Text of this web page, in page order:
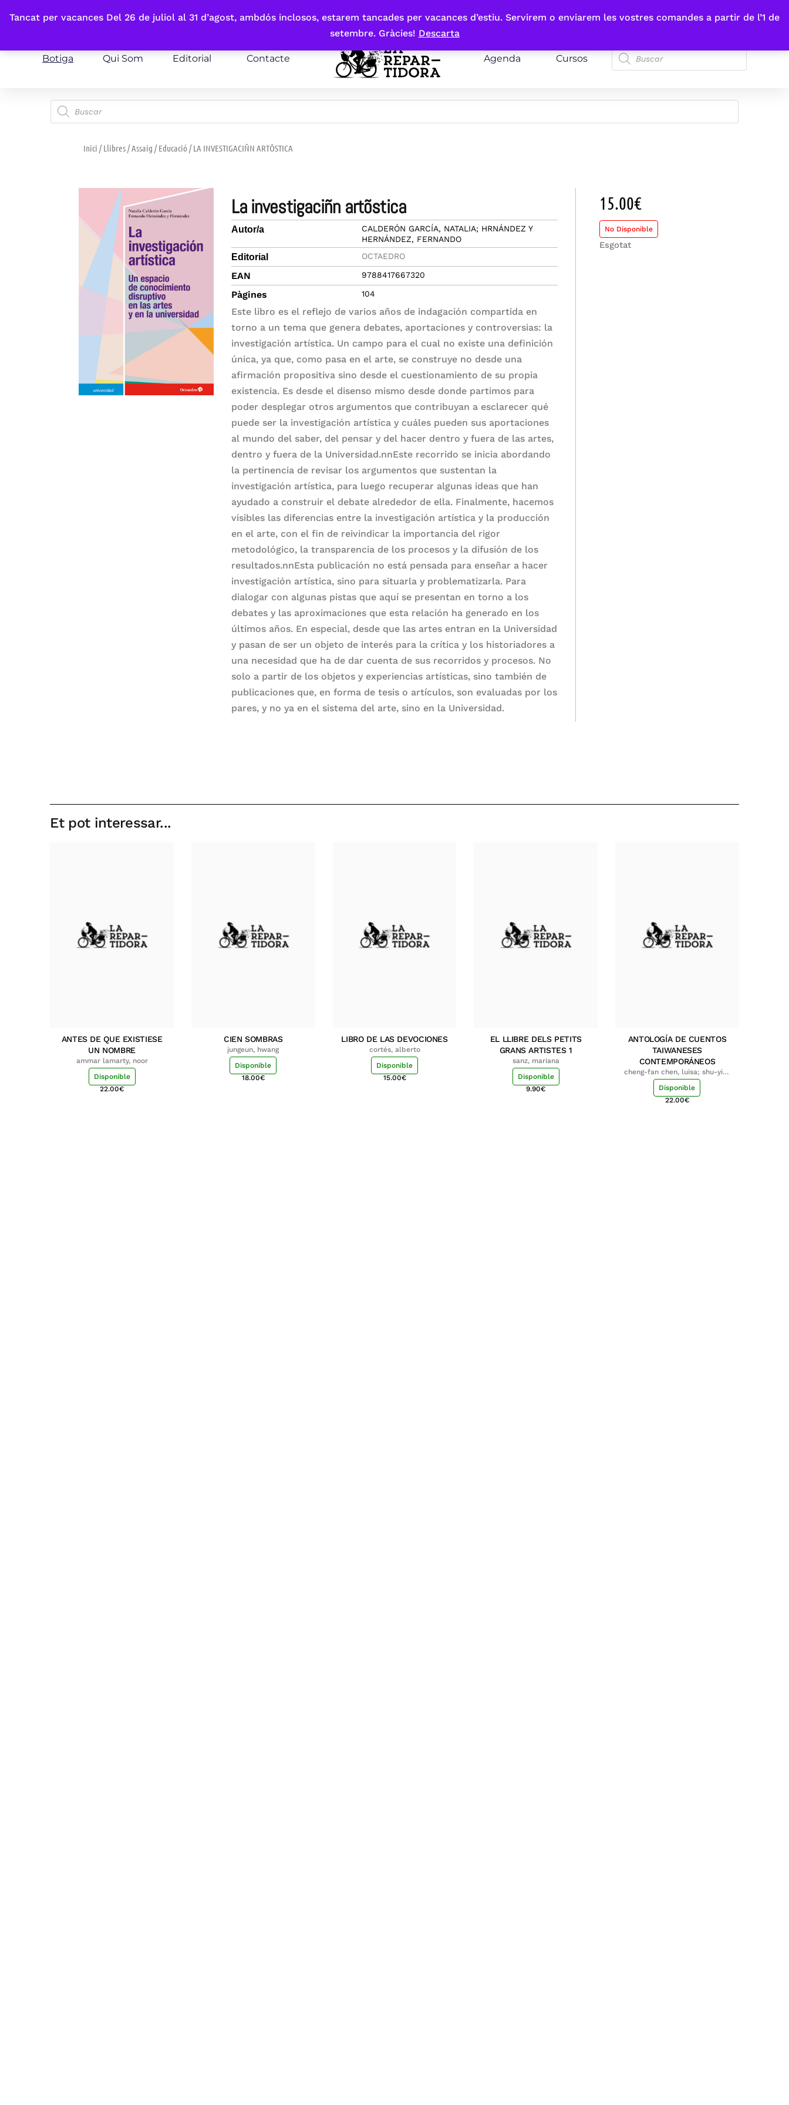
Tancat per vacances Del 26 de juliol al 31 d’agost, ambdós inclosos, estarem tancades per vacances d’estiu. Servirem o enviarem les vostres comandes a partir de l’1 de
setembre. Gràcies! Descarta
Fes-te'n sòcia
Botiga Qui Som Editorial Contacte Agenda Cursos
Inici /Llibres/Assaig /Educació / LA INVESTIGACIÑN ARTÕSTICA
la investigaciñn artõstica
Autor/a
CALDERÓN GARCÍA, NATALIA; HRNÁNDEZ Y
HERNÁNDEZ, FERNANDO
Editorial OCTAEDRO
EAN 9788417667320
Pàgines 104
Este libro es el reflejo de varios años de indagación compartida en
torno a un tema que genera debates, aportaciones y controversias: la
investigación artística. Un campo para el cual no existe una definición
única, ya que, como pasa en el arte, se construye no desde una
afirmación propositiva sino desde el cuestionamiento de su propia
existencia. Es desde el disenso mismo desde donde partimos para
poder desplegar otros argumentos que contribuyan a esclarecer qué
puede ser la investigación artística y cuáles pueden sus aportaciones
al mundo del saber, del pensar y del hacer dentro y fuera de las artes,
dentro y fuera de la Universidad.nnEste recorrido se inicia abordando
la pertinencia de revisar los argumentos que sustentan la
investigación artística, para luego recuperar algunas ideas que han
ayudado a construir el debate alrededor de ella. Finalmente, hacemos
visibles las diferencias entre la investigación artística y la producción
en el arte, con el fin de reivindicar la importancia del rigor
metodológico, la transparencia de los procesos y la difusión de los
resultados.nnEsta publicación no está pensada para enseñar a hacer
investigación artística, sino para situarla y problematizarla. Para
dialogar con algunas pistas que aquí se presentan en torno a los
debates y las aproximaciones que esta relación ha generado en los
últimos años. En especial, desde que las artes entran en la Universidad
y pasan de ser un objeto de interés para la crítica y los historiadores a
una necesidad que ha de dar cuenta de sus recorridos y procesos. No
solo a partir de los objetos y experiencias artísticas, sino también de
publicaciones que, en forma de tesis o artículos, son evaluadas por los
pares, y no ya en el sistema del arte, sino en la Universidad.
15.00€
No Disponible
Esgotat
Et pot interessar...
ANTES DE QUE EXISTIESE
UN NOMBRE
ammar lamarty, noor
Disponible
22.00€
CIEN SOMBRAS
jungeun, hwang
Disponible
18.00€
LIBRO DE LAS DEVOCIONES
cortés, alberto
Disponible
15.00€
EL LLIBRE DELS PETITS
GRANS ARTISTES 1
sanz, mariana
Disponible
9.90€
ANTOLOGÍA DE CUENTOS
TAIWANESES
CONTEMPORÁNEOS
cheng-fan chen, luisa; shu-ying
chang, luisa
Disponible
22.00€